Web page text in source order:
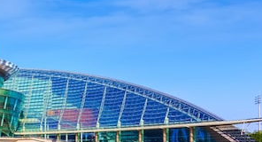
ント
ツール
ツール
ツール
はじめに
サポート
利用規約
プライバシーポリ
採用
検索